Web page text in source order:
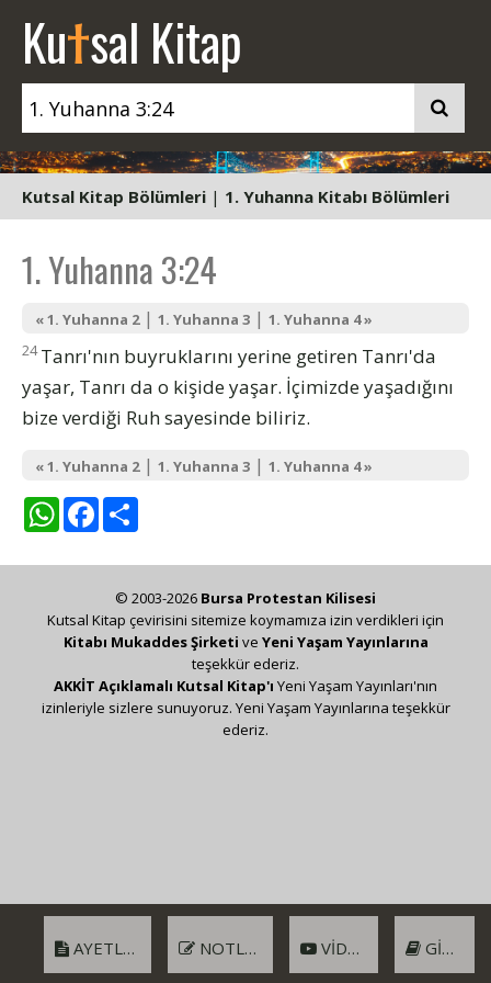
Kutsal Kitap
Kutsal Kitap Bölümleri | 1. Yuhanna Kitabı Bölümleri
1. Yuhanna 3:24
« 1. Yuhanna 2| 1. Yuhanna 3 | 1. Yuhanna 4 »
24 Tanrı'nın buyruklarını yerine getiren Tanrı'da
yaşar, Tanrı da o kişide yaşar. İçimizde yaşadığını
bize verdiği Ruh sayesinde biliriz.
« 1. Yuhanna 2| 1. Yuhanna 3 | 1. Yuhanna 4 »
WhatsAppFacebook
AYETLER NOTLAR VIDEO GIRIŞ
© 2003-2026 Bursa Protestan Kilisesi
Kutsal Kitap çevirisini sitemize koymamıza izin verdikleri için
Kitabı Mukaddes Şirketi ve Yeni Yaşam Yayınlarına
teşekkür ederiz.
AKKİT Açıklamalı Kutsal Kitap'ı Yeni Yaşam Yayınları'nın
izinleriyle sizlere sunuyoruz. Yeni Yaşam Yayınlarına teşekkür
ederiz.